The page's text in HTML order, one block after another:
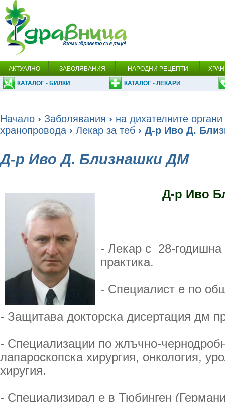
АКТУАЛНО ЗАБОЛЯВАНИЯ НАРОДНИ РЕЦЕПТИ
КАТАЛОГ - БИЛКИ КАТАЛОГ - ЛЕКАРИ
Начало › Заболявания › на дихателните
хранопровода › Лекар за теб › Д-р Иво Д.
Д-р Иво Д. Близнашки ДМ
Д-р Иво
- Лекар с 28-годишна
практика.
- Специалист е по
- Защитава докторска дисертация дм
- Специализации по жлъчно-
лапароскопска хирургия, онкология,
хиругия.
- Специализирал е в Тюбинген